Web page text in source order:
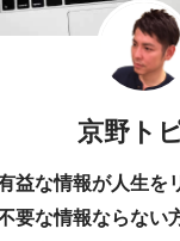
京野ト
益な情報が人生を
要な情報ならない